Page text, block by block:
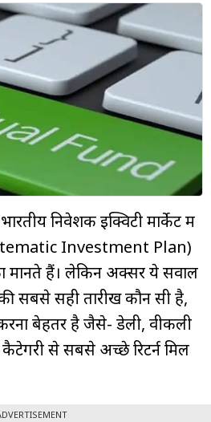
भारतीय निवेशक इक्विटी मार्केट में
Investment Plan)
मानते हैं। लेकिन अक्सर ये सवाल
सबसे सही तारीख कौन सी है,
बेहतर है जैसे- डेली, वीकली
से सबसे अच्छे रिटर्न मिल